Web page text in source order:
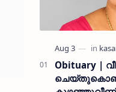
Obituary |